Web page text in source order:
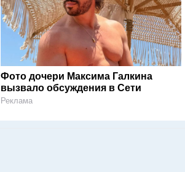
Фото дочери Максима Галкина
вызвало обсуждения в Сети
Реклама